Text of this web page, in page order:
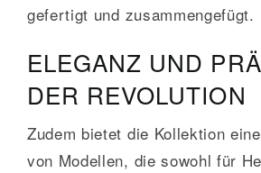
gefertigt und zusammengefügt.
ELEGANZ UND
DER REVOLUTION
Zudem bietet die Kollektion
von Modellen, die sowohl für